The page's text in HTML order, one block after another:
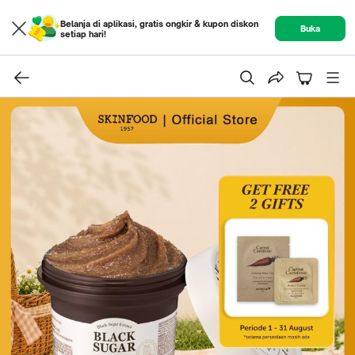
Belanja di aplikasi, gratis ongkir & kupon diskon
setiap hari!
Buka